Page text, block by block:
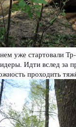
уже стартовали
Идти вслед за
проходить